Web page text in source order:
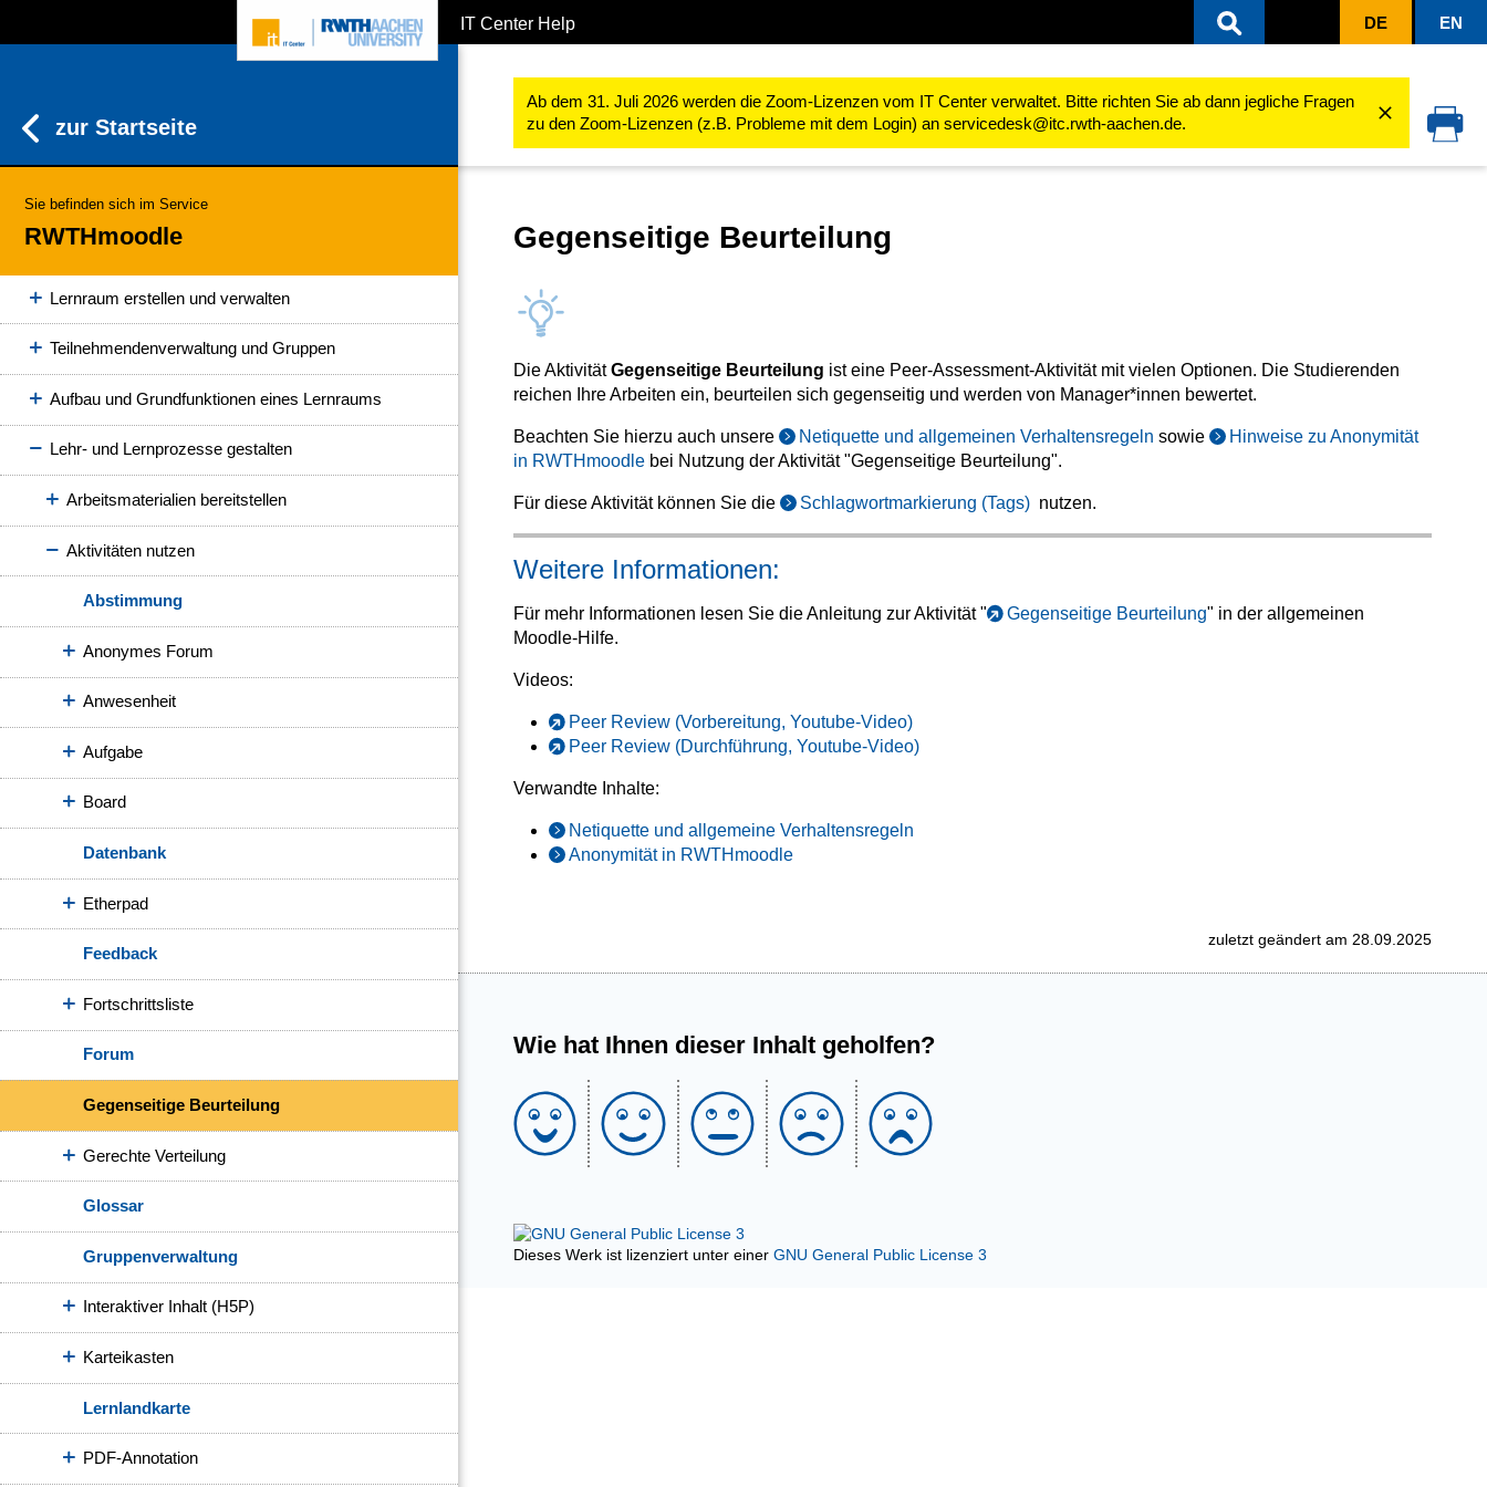
IT Center Help DE EN
zur Startseite
Sie befinden sich im Service
RWTHmoodle
RWTHmoodle für Studierende
Profil und persönliche Einstellungen
Dashboard und Meine Kurse
Lernraum erstellen und verwalten
Teilnehmendenverwaltung und Gruppen
Aufbau und Grundfunktionen eines Lernraums
Lehr- und Lernprozesse gestalten
Arbeitsmaterialien bereitstellen
Aktivitäten nutzen
Abstimmung
Anonymes Forum
Anwesenheit
Aufgabe
Board
Datenbank
Etherpad
Feedback
Fortschrittsliste
Forum
Gegenseitige Beurteilung
Gerechte Verteilung
Glossar
Gruppenverwaltung
Interaktiver Inhalt (H5P)
Karteikasten
Lernlandkarte
PDF-Annotation
Ab dem 31. Juli 2026 werden die Zoom-Lizenzen vom IT Center verwaltet. Bitte richten Sie ab dann jegliche Fragen
zu den Zoom-Lizenzen (z.B. Probleme mit dem Login) an servicedesk@itc.rwth-aachen.de.
Studium & Lehre RWTHmoodle Lehr- und Lernprozesse gestalten Aktivitäten nutzen Gegenseitige Beurteilung
Gegenseitige Beurteilung
Die AktivitätGegenseitige Beurteilung ist eine Peer-Assessment-Aktivität mit vielen Optionen. Die Studierenden
reichen Ihre Arbeiten ein, beurteilen sich gegenseitig und werden von Manager*innen bewertet.
Beachten Sie hierzu auch unsere Netiquette und allgemeinen Verhaltensregeln sowie
Hinweise zu Anonymität
in RWTHmoodle bei Nutzung der Aktivität "Gegenseitige Beurteilung".
Für diese Aktivität können Sie die Schlagwortmarkierung (Tags) nutzen.
Weitere Informationen:
Für mehr Informationen lesen Sie die Anleitung zur Aktivität " Gegenseitige Beurteilung" in der allgemeinen
Moodle-Hilfe.
Videos:
Peer Review (Vorbereitung, Youtube-Video)
Peer Review (Durchführung, Youtube-Video)
Verwandte Inhalte:
Netiquette und allgemeine Verhaltensregeln
Anonymität in RWTHmoodle
zuletzt geändert am 28.09.2025
Wie hat Ihnen dieser Inhalt geholfen?
Dieses Werk ist lizenziert unter einer GNU General Public License 3